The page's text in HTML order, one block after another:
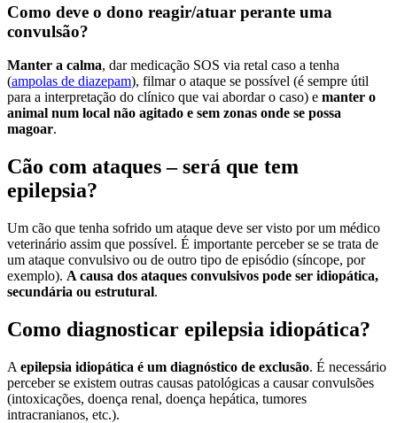
Como deve o dono reagir/atuar perante uma
convulsão?
Manter a calma, dar medicação SOS via retal caso a tenha
(ampolas de diazepam), filmar o ataque se possível (é sempre útil
para a interpretação do clínico que vai abordar o caso) e manter o
animal num local não agitado e sem zonas onde se possa
magoar.
Cão com ataques – será que tem
epilepsia?
Um cão que tenha sofrido um ataque deve ser visto por um médico
veterinário assim que possível. É importante perceber se se trata de
um ataque convulsivo ou de outro tipo de episódio (síncope, por
exemplo). A causa dos ataques convulsivos pode ser idiopática,
secundária ou estrutural.
Como diagnosticar epilepsia idiopática?
A epilepsia idiopática é um diagnóstico de exclusão. É necessário
perceber se existem outras causas patológicas a causar convulsões
(intoxicações, doença renal, doença hepática, tumores
intracranianos, etc.).